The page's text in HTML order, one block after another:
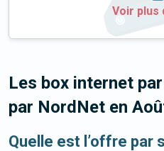
Voir plus
Les box internet
par NordNet en
Quelle est l’offre par